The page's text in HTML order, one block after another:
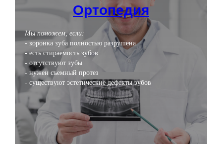
Ортопедия
Мы поможем, если:
- коронка зуба полностью разрушена
- есть стираемость зубов
- отсутствуют зубы
- нужен съемный протез
- существуют эстетические дефекты зубов